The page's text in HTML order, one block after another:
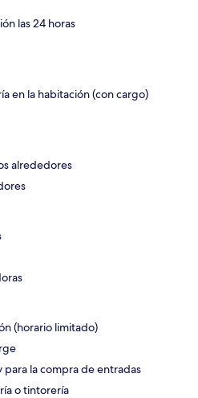
las 24 horas
en la habitación (con cargo)
alrededores
(horario limitado)
para la compra de entradas
o tintorería